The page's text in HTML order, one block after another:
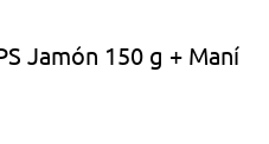
Jamón 150 g + Maní